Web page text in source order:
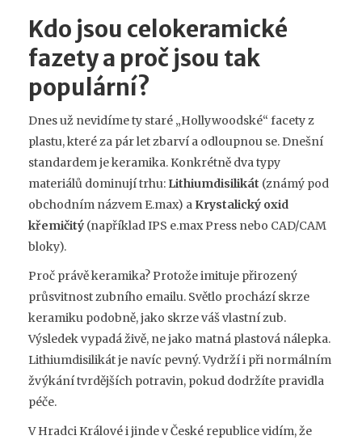
Kdo jsou celokeramické
fazety a proč jsou tak
populární?
Dnes už nevidíme ty staré „Hollywoodské“ facety z
plastu, které za pár let zbarví a odloupnou se. Dnešní
standardem je keramika. Konkrétně dva typy
materiálů dominují trhu: Lithiumdisilikát (známý pod
obchodním názvem E.max) a Krystalický oxid
křemičitý (například IPS e.max Press nebo CAD/CAM
bloky).
Proč právě keramika? Protože imituje přirozený
průsvitnost zubního emailu. Světlo prochází skrze
keramiku podobně, jako skrze váš vlastní zub.
Výsledek vypadá živě, ne jako matná plastová nálepka.
Lithiumdisilikát je navíc pevný. Vydrží i při normálním
žvýkání tvrdějších potravin, pokud dodržíte pravidla
péče.
V Hradci Králové i jinde v České republice vidím, že